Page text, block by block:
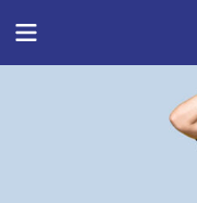
Menu